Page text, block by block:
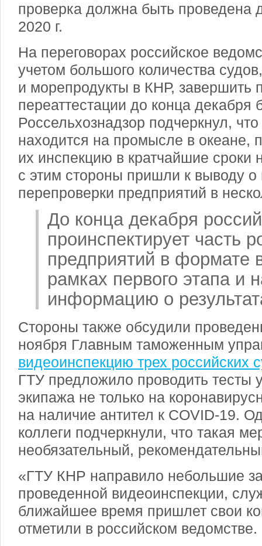
проверка должна быть проведена
2020 г.
На переговорах российское
учетом большого количества
и морепродукты в КНР, завершить
переаттестации до конца декабря
Россельхознадзор подчеркнул,
находится на промысле в океане,
их инспекцию в кратчайшие сроки
с этим стороны пришли к выводу о
перепроверки предприятий в
До конца декабря
проинспектирует часть
предприятий в формате
рамках первого этапа и
информацию о
Стороны также обсудили
ноября Главным таможенным
видеоинспекцию трех российских
ГТУ предложило проводить тесты
экипажа не только на
на наличие антител к COVID-19.
коллеги подчеркнули, что такая
необязательный,
«ГТУ КНР направило небольшие
проведенной видеоинспекции,
ближайшее время пришлет свои
отметили в российском ведомстве.